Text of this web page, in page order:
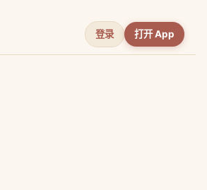
登录 打开 App